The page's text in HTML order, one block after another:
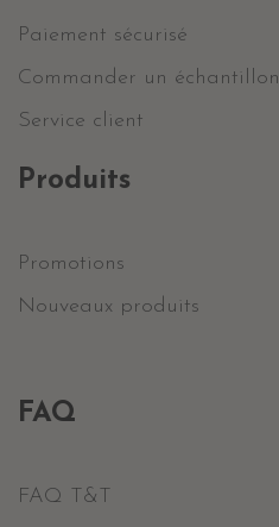
Paiement sécurisé
Commander un échantillon
Service client
Produits
Promotions
Nouveaux produits
FAQ
FAQ T&T